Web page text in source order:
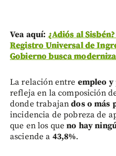
Vea aquí: ¿Adiós al
Registro Universal de
Gobierno busca
La relación entre empleo
refleja en la composición
donde trabajandos o más
incidencia de pobreza de
que en los queno hay
asciende a 43,8%.